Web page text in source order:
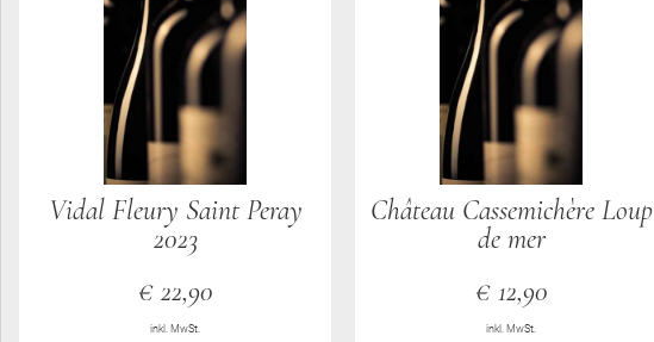
Vidal Fleury Saint Peray
2023
€22,90
inkl. MwSt.
Château Cassemichère Loup
de mer
€12,90
inkl. MwSt.